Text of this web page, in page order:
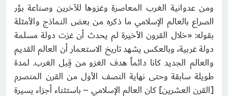
ومن عدوانية الغرب المعاصرة وغزوها للآخرين وصناعة بؤر
الصراع بالعالم الإسلامي ما ذكره من بعض النماذج والأمثلة
بقوله: «خلال القرون الأخيرة لم يحدث أن غزت دولة مسلمة
دولة غربية، وبالعكس يشهد تاريخ الاستعمار أن العالم القديم
والعالم الجديد كانا دائماً هدف الغزو من قِبل الغرب. لمدة
طويلة سابقة وحتى نهاية النصف الأول من القرن المنصرم
[القرن العشرين] كان العالم الإسلامي – باستثناء أجزاء يسيرة